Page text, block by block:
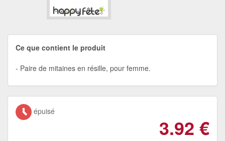
Ce que contient le produit
Paire de mitaines en résille, pour femme.
épuisé
3.92 €